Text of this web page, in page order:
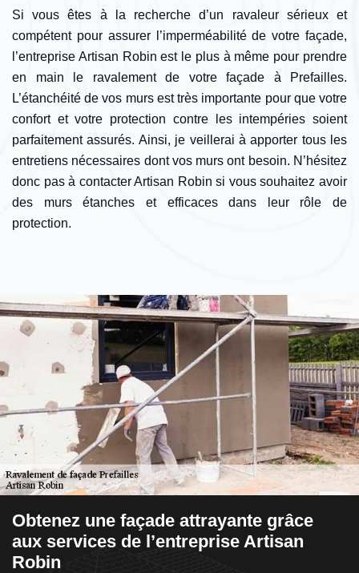
Si vous êtes à la recherche d’un ravaleur sérieux et
compétent pour assurer l’imperméabilité de votre façade,
l’entreprise Artisan Robin est le plus à même pour prendre
en main le ravalement de votre façade à Prefailles.
L’étanchéité de vos murs est très importante pour que votre
confort et votre protection contre les intempéries soient
parfaitement assurés. Ainsi, je veillerai à apporter tous les
entretiens nécessaires dont vos murs ont besoin. N’hésitez
donc pas à contacter Artisan Robin si vous souhaitez avoir
des murs étanches et efficaces dans leur rôle de
protection.
Obtenez une façade attrayante grâce
aux services de l’entreprise Artisan
Robin